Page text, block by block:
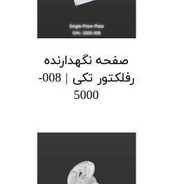
صفحه نگهدارنده
رفلکتور تکی | 008-
5000